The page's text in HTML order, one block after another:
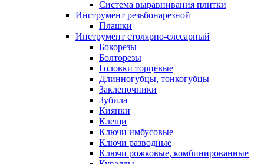
Система выравнивания плитки
Инструмент резьбонарезной
Плашки
Инструмент столярно-слесарный
Бокорезы
Болторезы
Головки торцевые
Длинногубцы, тонкогубцы
Заклепочники
Зубила
Киянки
Клещи
Ключи имбусовые
Ключи разводные
Ключи рожковые, комбинированные